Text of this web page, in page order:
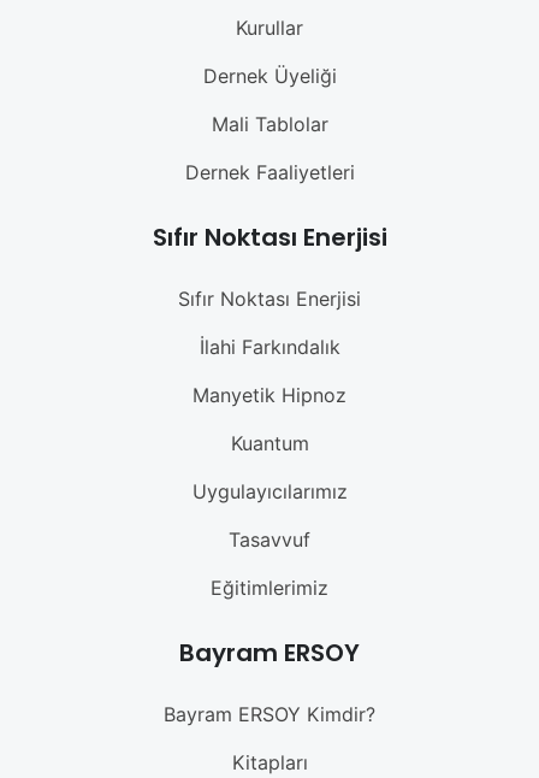
Kurullar
Dernek Üyeliği
Mali Tablolar
Dernek Faaliyetleri
Sıfır Noktası Enerjisi
Sıfır Noktası Enerjisi
İlahi Farkındalık
Manyetik Hipnoz
Kuantum
Uygulayıcılarımız
Tasavvuf
Eğitimlerimiz
Bayram ERSOY
Bayram ERSOY Kimdir?
Kitapları